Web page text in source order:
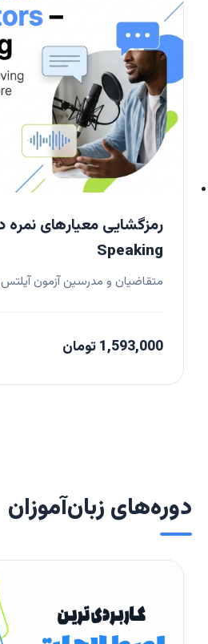
Speaking
متقاضیان و مدرسین آزمون آیلتس
1,593,000 تومان
دوره‌های زبان‌آموزان